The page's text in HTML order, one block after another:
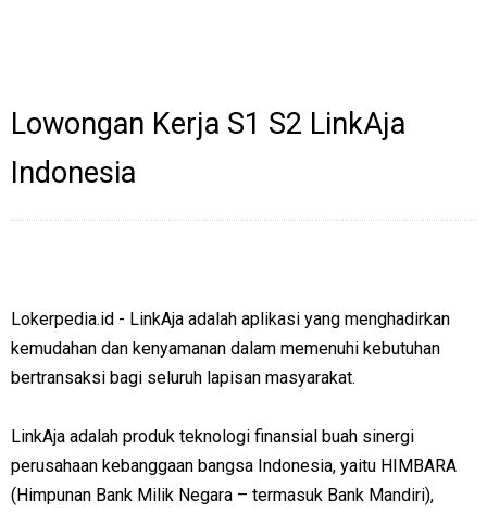
Lowongan Kerja S1 S2 LinkAja
Indonesia
Lokerpedia.id - LinkAja adalah aplikasi yang menghadirkan
kemudahan dan kenyamanan dalam memenuhi kebutuhan
bertransaksi bagi seluruh lapisan masyarakat.
LinkAja adalah produk teknologi finansial buah sinergi
perusahaan kebanggaan bangsa Indonesia, yaitu HIMBARA
(Himpunan Bank Milik Negara – termasuk Bank Mandiri),